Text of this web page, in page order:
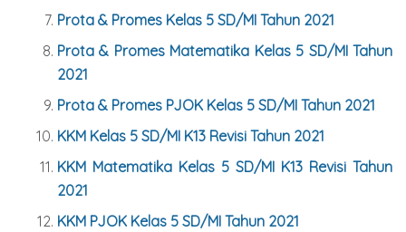
Prota & Promes Kelas 5 SD/MI Tahun 2021
Prota & Promes Matematika Kelas 5 SD/MI Tahun
2021
Prota & Promes PJOK Kelas 5 SD/MI Tahun 2021
KKM Kelas 5 SD/MI K13 Revisi Tahun 2021
KKM Matematika Kelas 5 SD/MI K13 Revisi Tahun
2021
KKM PJOK Kelas 5 SD/MI Tahun 2021